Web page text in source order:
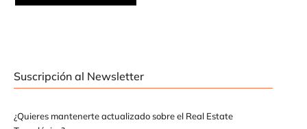
Suscripción al Newsletter
¿Quieres mantenerte actualizado sobre el Real Estate